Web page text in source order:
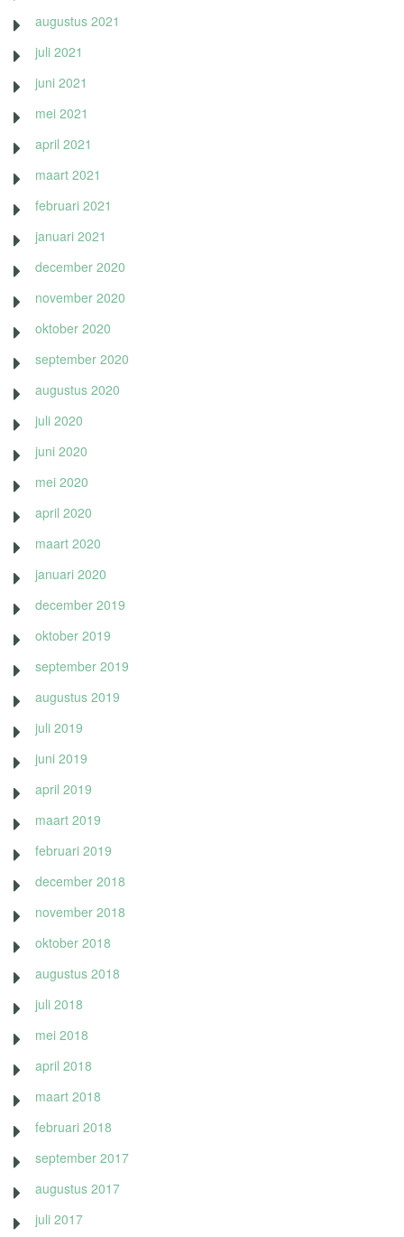
augustus 2021
juli 2021
juni 2021
mei 2021
april 2021
maart 2021
februari 2021
januari 2021
december 2020
november 2020
oktober 2020
september 2020
augustus 2020
juli 2020
juni 2020
mei 2020
april 2020
maart 2020
januari 2020
december 2019
oktober 2019
september 2019
augustus 2019
juli 2019
juni 2019
april 2019
maart 2019
februari 2019
december 2018
november 2018
oktober 2018
augustus 2018
juli 2018
mei 2018
april 2018
maart 2018
februari 2018
september 2017
augustus 2017
juli 2017